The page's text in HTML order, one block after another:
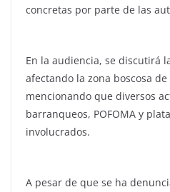
concretas por parte de las
En la audiencia, se discutirá
afectando la zona boscosa
mencionando que diversos
barranqueos, POFOMA y
involucrados.
A pesar de que se ha